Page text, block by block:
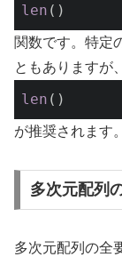
len ()
関数です。特定
ともありますが
len ()
が推奨されます。
多次元配列
多次元配列の全